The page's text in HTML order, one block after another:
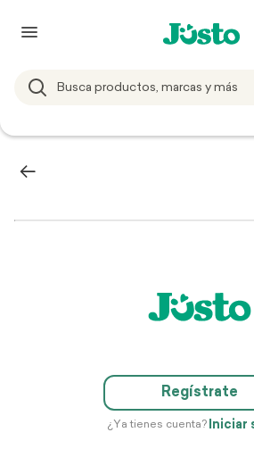
Regístrate
¿Ya tienes cuenta? Iniciar